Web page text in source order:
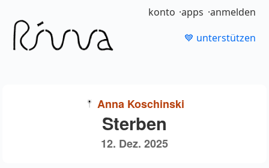
konto apps anmelden
💙 unterstützen
Anna Koschinski
Sterben
12. Dez. 2025